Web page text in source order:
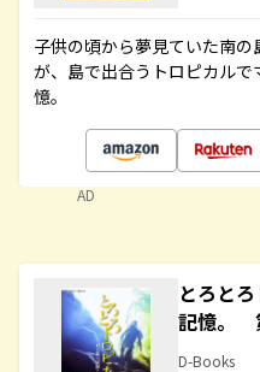
子供の頃から夢見ていた南
が、島で出合うトロピカル
憶。
AD
とろと
記憶。
D-Books